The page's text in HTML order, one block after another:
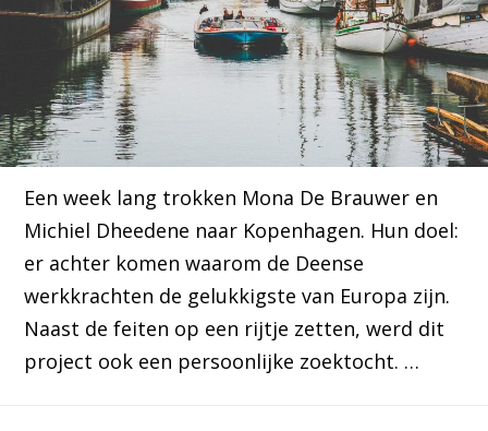
Een week lang trokken Mona De Brauwer en
Michiel Dheedene naar Kopenhagen. Hun doel:
er achter komen waarom de Deense
werkkrachten de gelukkigste van Europa zijn.
Naast de feiten op een rijtje zetten, werd dit
project ook een persoonlijke zoektocht. …